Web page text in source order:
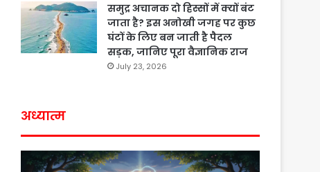
समुद्र अचानक दो हिस्सों में क्यों बंट
जाता है? इस अनोखी जगह पर कुछ
घंटों के लिए बन जाती है पैदल
सड़क, जानिए पूरा वैज्ञानिक राज
July 23, 2026
अध्यात्म